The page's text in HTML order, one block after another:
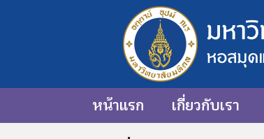
หน้าแรก เกี่ยวกับเรา